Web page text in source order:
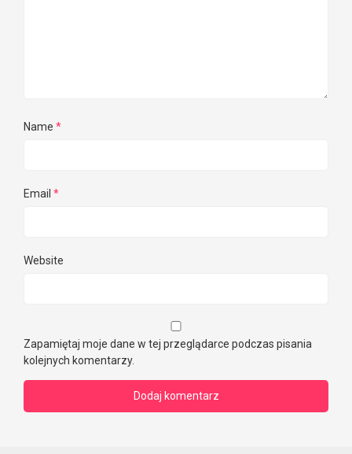
Name *
Email *
Website
Zapamiętaj moje dane w tej przeglądarce podczas pisania
kolejnych komentarzy.